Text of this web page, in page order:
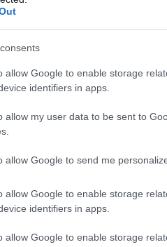
allow Google to enable storage
identifiers in apps.
allow my user data to be sent to
allow Google to send me
allow Google to enable storage
identifiers in apps.
allow Google to enable storage
σε μια γωνιά της
της τύπισσας που
σε boom bap
έως το γλυκά
πίσω από τα
ταιριάζει τόσο
και θα δώσουμε κι άλλα
γουστάρεις την
ήρεμη και σου δίνει
της σε κάνουν να
αλλά σίγουρο
τον επόμενο